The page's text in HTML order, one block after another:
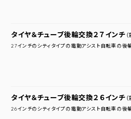
タイヤ＆チューブ後輪交換２７インチ
27インチのシティタイプの電動アシスト自転車の後
タイヤ＆チューブ後輪交換２６インチ
26インチのシティタイプの電動アシスト自転車の後